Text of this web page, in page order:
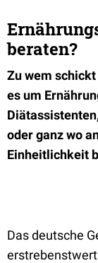
beraten?
Zu wem
es um
oder ganz wo
Einheitlichkeit
Das deutsche